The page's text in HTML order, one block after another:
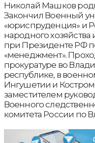
Николай Машков
Закончил Военный
«юриспруденция» и
народного
при Президенте РФ
«менеджмент».
прокуратуре во
республике, в
Ингушетии и
заместителем
Военного
комитета России по